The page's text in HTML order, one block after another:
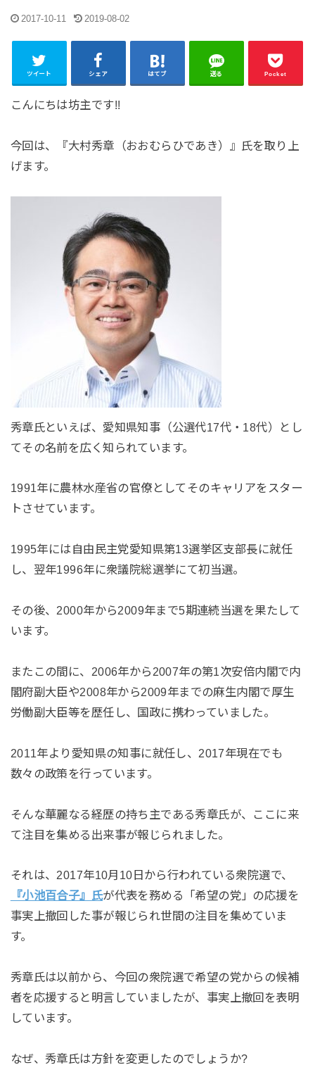
2017-10-11 2019-08-02
ツイート シェア はてブ 送る Pocket
こんにちは坊主です!!
今回は、『大村秀章（おおむらひであき）』氏を取り上
げます。
秀章氏といえば、愛知県知事（公選代17代・18代）とし
てその名前を広く知られています。
1991年に農林水産省の官僚としてそのキャリアをスター
トさせています。
1995年には自由民主党愛知県第13選挙区支部長に就任
し、翌年1996年に衆議院総選挙にて初当選。
その後、2000年から2009年まで5期連続当選を果たして
います。
またこの間に、2006年から2007年の第1次安倍内閣で内
閣府副大臣や2008年から2009年までの麻生内閣で厚生
労働副大臣等を歴任し、国政に携わっていました。
2011年より愛知県の知事に就任し、2017年現在でも
数々の政策を行っています。
そんな華麗なる経歴の持ち主である秀章氏が、ここに来
て注目を集める出来事が報じられました。
それは、2017年10月10日から行われている衆院選で、
『小池百合子』氏が代表を務める「希望の党」の応援を
事実上撤回した事が報じられ世間の注目を集めていま
す。
秀章氏は以前から、今回の衆院選で希望の党からの候補
者を応援すると明言していましたが、事実上撤回を表明
しています。
なぜ、秀章氏は方針を変更したのでしょうか?